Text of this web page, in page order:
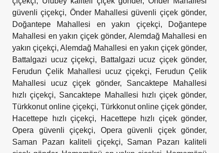
güvenli çiçekçi, Önder Mahallesi güvenli çiçek gönder,
Doğantepe Mahallesi en yakın çiçekçi,
Doğantepe
Mahallesi en yakın çiçek gönder, Alemdağ Mahallesi en
yakın çiçekçi,Alemdağ Mahallesi en yakın çiçek gönder,
Battalgazi ucuz çiçekçi, Battalgazi ucuz çiçek gönder,
Ferudun Çelik Mahallesi ucuz çiçekçi,
Ferudun Çelik
Mahallesi ucuz çiçek gönder, Sancaktepe Mahallesi
hızlı çiçekçi, Sancaktepe Mahallesi hızlı çiçek gönder,
Türkkonut online çiçekçi, Türkkonut online çiçek gönder,
Hacettepe hızlı çiçekçi, Hacettepe hızlı çiçek gönder,
Opera güvenli çiçekçi, Opera güvenli çiçek gönder,
Saman Pazarı kaliteli çiçekçi, Saman Pazarı kaliteli